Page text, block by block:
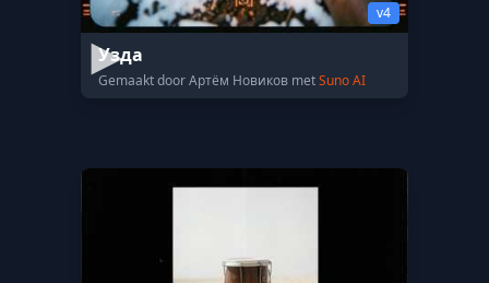
v4
Узда
Gemaakt door Артём Новиков metSuno AI